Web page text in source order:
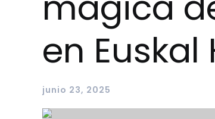
en Euskal
junio 23, 2025